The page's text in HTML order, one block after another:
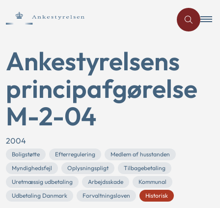
Ankestyrelsens
principafgørelse
M-2-04
2004
Boligstøtte Efterregulering
Medlem af husstanden
Myndighedsfejl
Oplysningspligt
Tilbagebetaling
Uretmæssig udbetaling
Arbejdsskade
Kommunal
Udbetaling Danmark
Forvaltningsloven Historisk